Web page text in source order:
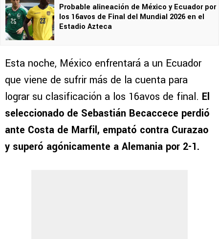
Probable alineación de México y Ecuador por
los 16avos de Final del Mundial 2026 en el
Estadio Azteca
Esta noche, México enfrentará a un Ecuador
que viene de sufrir más de la cuenta para
lograr su clasificación a los 16avos de final. El
seleccionado de Sebastián Becaccece perdió
ante Costa de Marfil, empató contra Curazao
y superó agónicamente a Alemania por 2-1.